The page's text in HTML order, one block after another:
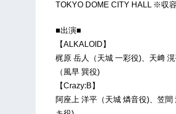
TOKYO DOME CITY HALL ※収
■出演■
【ALKALOID】
梶原 岳人（天城 一彩役)、天﨑
（風早 巽役)
【Crazy:B】
阿座上 洋平（天城 燐音役)、笠